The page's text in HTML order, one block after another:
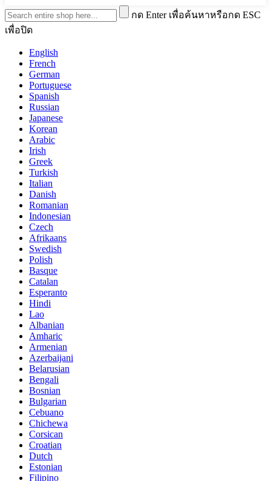
กด Enter เพื่อค้นหาหรือกด ESC
เพื่อปิด
English
French
German
Portuguese
Spanish
Russian
Japanese
Korean
Arabic
Irish
Greek
Turkish
Italian
Danish
Romanian
Indonesian
Czech
Afrikaans
Swedish
Polish
Basque
Catalan
Esperanto
Hindi
Lao
Albanian
Amharic
Armenian
Azerbaijani
Belarusian
Bengali
Bosnian
Bulgarian
Cebuano
Chichewa
Corsican
Croatian
Dutch
Estonian
Filipino